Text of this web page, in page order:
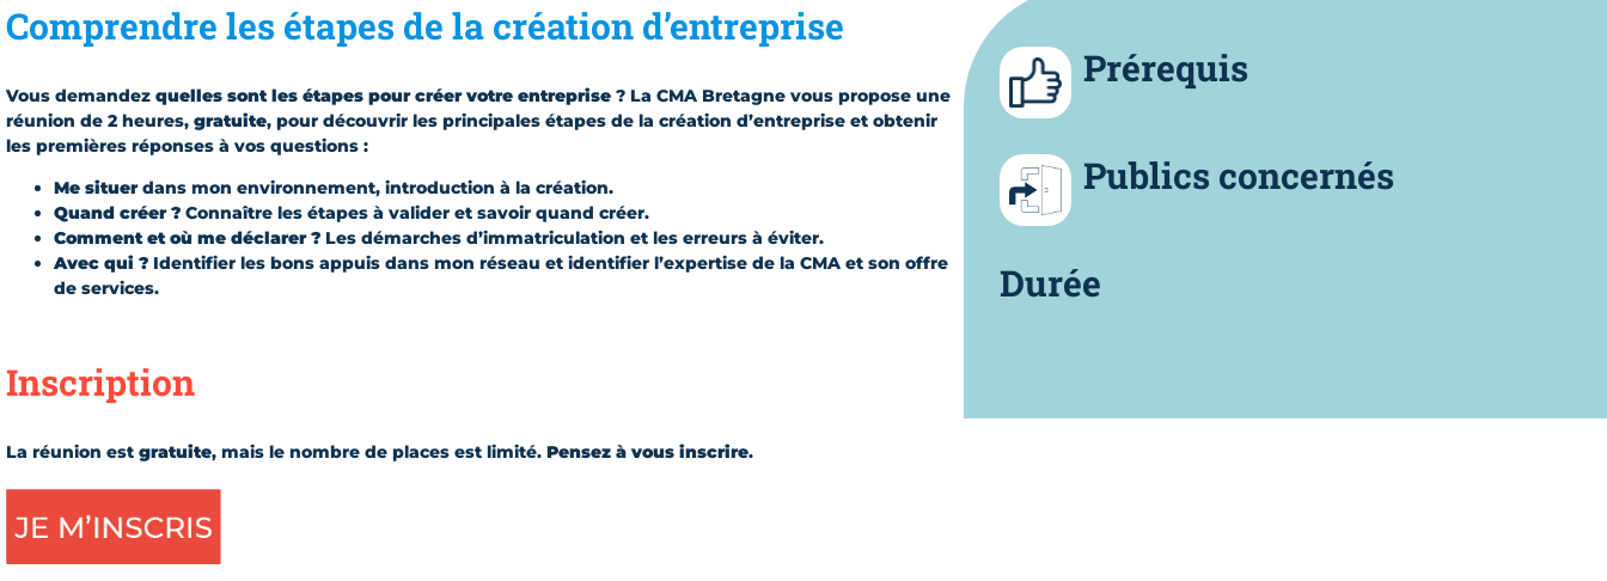
Comprendre les étapes de la création d’entreprise
Vous demandez quelles sont les étapes pour créer votre entreprise ? La CMA Bretagne vous propose une
réunion de 2 heures, gratuite, pour découvrir les principales étapes de la création d’entreprise et obtenir
les premières réponses à vos questions :
Me situerdans mon environnement, introduction à la création.
Quand créer ? Connaître les étapes à valider et savoir quand créer.
Comment et où me déclarer ? Les démarches d’immatriculation et les erreurs à éviter.
Avec qui ? Identifier les bons appuis dans mon réseau et identifier l’expertise de la CMA et son offre
de services.
Inscription
La réunion est gratuite, mais le nombre de places est limité. Pensez à vous inscrire.
Prérequis
Publics concernés
Durée